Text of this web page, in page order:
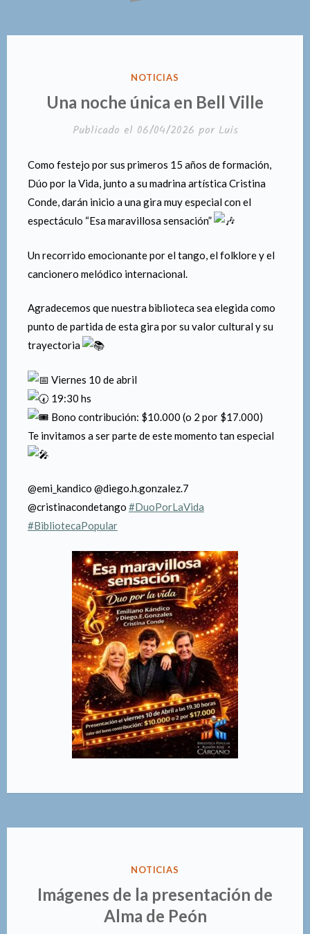
PUBLICADO
NOTICIAS
Una noche única en Bell Ville
Publicado el 06/04/2026 por Luis
Como festejo por sus primeros 15 años de formación,
Dúo por la Vida, junto a su madrina artística Cristina
Conde, darán inicio a una gira muy especial con el
espectáculo “Esa maravillosa sensación”
Un recorrido emocionante por el tango, el folklore y el
cancionero melódico internacional.
Agradecemos que nuestra biblioteca sea elegida como
punto de partida de esta gira por su valor cultural y su
trayectoria
Viernes 10 de abril
19:30 hs
Bono contribución: $10.000 (o 2 por $17.000)
Te invitamos a ser parte de este momento tan especial
@emi_kandico @diego.h.gonzalez.7
@cristinacondetango #DuoPorLaVida
#BibliotecaPopular
PUBLICADO
NOTICIAS
Imágenes de la presentación de
Alma de Peón